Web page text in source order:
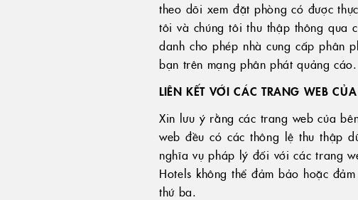
theo dõi xem đặt phòng có được
tôi và chúng tôi thu thập thông qua
danh cho phép nhà cung cấp phân
bạn trên mạng phân phát quảng cáo.
LIÊN KẾT VỚI CÁC TRANG WEB
Xin lưu ý rằng các trang web của
web đều có các thông lệ thu thập
nghĩa vụ pháp lý đối với các trang
Hotels không thể đảm bảo hoặc
thứ ba.